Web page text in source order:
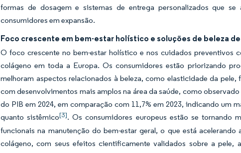
formas de dosagem e sistemas de entrega personalizados que
consumidores em expansão.
Foco crescente em bem-estar holístico e soluções de beleza
O foco crescente no bem-estar holístico e nos cuidados preventivos
colágeno em toda a Europa. Os consumidores estão priorizando
melhoram aspectos relacionados à beleza, como elasticidade da
com desenvolvimentos mais amplos na área da saúde, como
do PIB em 2024, em comparação com 11,7% em 2023, indicando um
quanto sistêmico[3]. Os consumidores europeus estão se tornando
funcionais na manutenção do bem-estar geral, o que está
colágeno, com seus efeitos cientificamente validados sobre a pele,